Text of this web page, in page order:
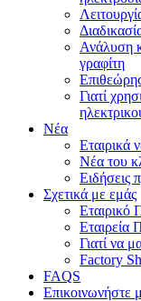
Ανάλυση
γραφίτη
Γιατί
Νέα
Εταιρικά
Νέα του
Ειδήσεις
Σχετικά με εμάς
Εταιρικό
Εταιρεία
Γιατί να
Factory
FAQS
Επικοινωνήστε